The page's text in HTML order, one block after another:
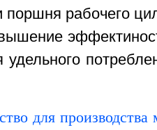
рабочего
удельного